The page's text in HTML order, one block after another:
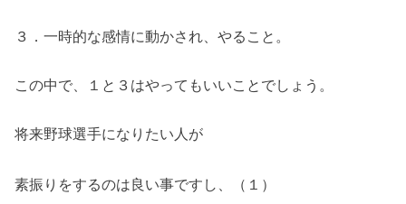
３．一時的な感情に動かされ、やること。
この中で、１と３はやってもいいことでしょう。
将来野球選手になりたい人が
素振りをするのは良い事ですし、（１）